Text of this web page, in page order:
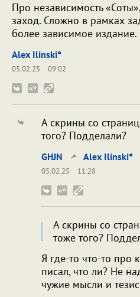
Про независимость
заход. Сложно в рамках
более зависимое издание.
Alex Ilinski°
05.02.25
09:02
А скрины со
того? Подделали?
GHJN Alex Ilinski°
05.02.25
11:28
А скрины со
тоже того?
Я где-то что-то про
писал, что ли? Не
чужие мысли и